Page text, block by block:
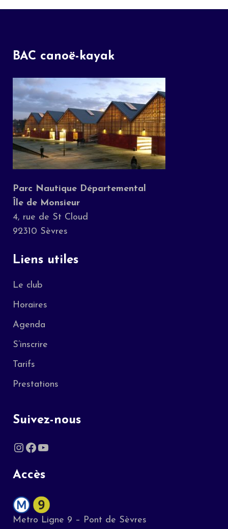
BAC canoë-kayak
Parc Nautique Départemental
Île de Monsieur
4, rue de St Cloud
92310 Sèvres
Liens utiles
Le club
Horaires
Agenda
S’inscrire
Tarifs
Prestations
Suivez-nous
Accès
Metro Ligne 9 – Pont de Sèvres